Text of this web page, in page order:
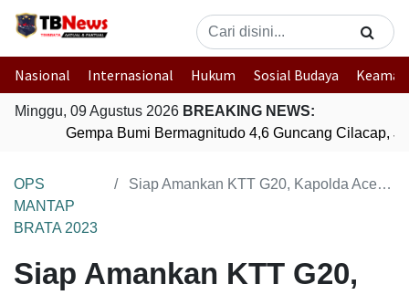
Nasional Internasional Hukum Sosial Budaya
Minggu, 09 Agustus 2026 BREAKING NEWS:
Gempa Bumi Bermagnitudo 4,6 Guncang Cilacap,
OPS
MANTAP
BRATA 2023
Siap Amankan KTT G20, Kapolda Aceh Berangkatkan 210 Personel Brimob ke Bali
Siap Amankan KTT G20,